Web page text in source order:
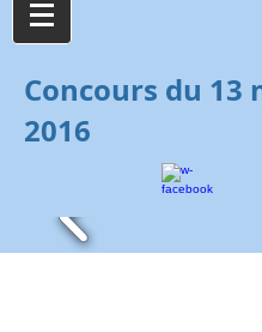
Concours du 13
2016